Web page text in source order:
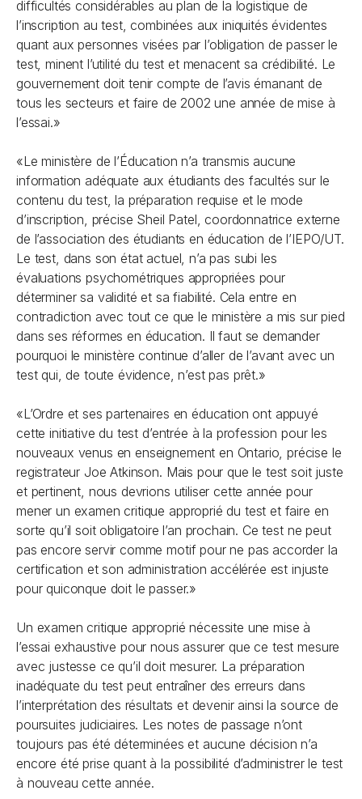
difficultés considérables au plan de la logistique de
l’inscription au test, combinées aux iniquités évidentes
quant aux personnes visées par l’obligation de passer le
test, minent l’utilité du test et menacent sa crédibilité. Le
gouvernement doit tenir compte de l’avis émanant de
tous les secteurs et faire de 2002 une année de mise à
l’essai.»
«Le ministère de l’Éducation n’a transmis aucune
information adéquate aux étudiants des facultés sur le
contenu du test, la préparation requise et le mode
d’inscription, précise Sheil Patel, coordonnatrice externe
de l’association des étudiants en éducation de l’IEPO/UT.
Le test, dans son état actuel, n’a pas subi les
évaluations psychométriques appropriées pour
déterminer sa validité et sa fiabilité. Cela entre en
contradiction avec tout ce que le ministère a mis sur pied
dans ses réformes en éducation. Il faut se demander
pourquoi le ministère continue d’aller de l’avant avec un
test qui, de toute évidence, n’est pas prêt.»
«L’Ordre et ses partenaires en éducation ont appuyé
cette initiative du test d’entrée à la profession pour les
nouveaux venus en enseignement en Ontario, précise le
registrateur Joe Atkinson. Mais pour que le test soit juste
et pertinent, nous devrions utiliser cette année pour
mener un examen critique approprié du test et faire en
sorte qu’il soit obligatoire l’an prochain. Ce test ne peut
pas encore servir comme motif pour ne pas accorder la
certification et son administration accélérée est injuste
pour quiconque doit le passer.»
Un examen critique approprié nécessite une mise à
l’essai exhaustive pour nous assurer que ce test mesure
avec justesse ce qu’il doit mesurer. La préparation
inadéquate du test peut entraîner des erreurs dans
l’interprétation des résultats et devenir ainsi la source de
poursuites judiciaires. Les notes de passage n’ont
toujours pas été déterminées et aucune décision n’a
encore été prise quant à la possibilité d’administrer le test
à nouveau cette année.